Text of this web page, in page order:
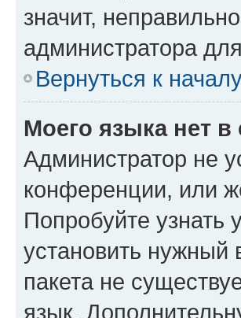
значит,
администратора
Вернуться к
Моего языка нет в
Администратор не
конференции, или
Попробуйте узнать
установить нужный
пакета не
язык.